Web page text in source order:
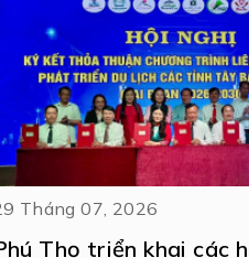
Tháng 07, 2026
Thọ triển khai các